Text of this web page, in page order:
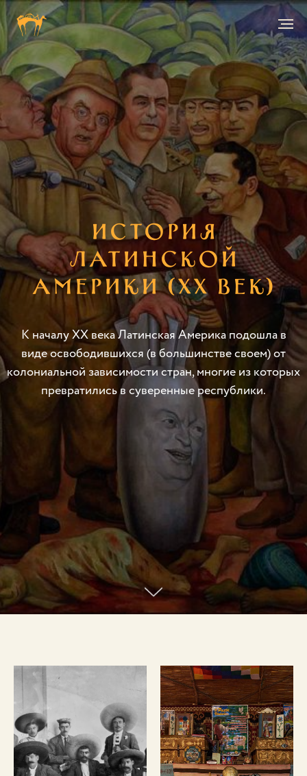
История
Латинской
Америки (XX век)
К началу ХХ века Латинская Америка подошла в
виде освободившихся (в большинстве своем) от
колониальной зависимости стран, многие из которых
превратились в суверенные республики.